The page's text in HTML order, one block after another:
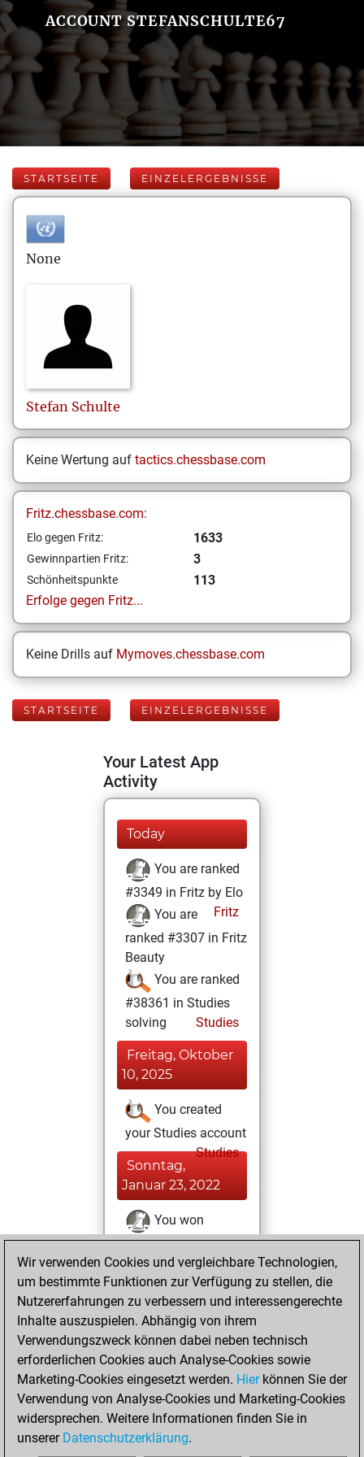
ACCOUNT STEFANSCHULTE67
STARTSEITE EINZELERGEBNISSE
None
Stefan Schulte
Keine Wertung auf tactics.chessbase.com
Fritz.chessbase.com:
Elo gegen Fritz: 1633
Gewinnpartien Fritz: 3
Schönheitspunkte
113
Erfolge gegen Fritz...
Keine Drills auf Mymoves.chessbase.com
STARTSEITE EINZELERGEBNISSE
Your Latest App
Activity
Today
You are ranked
#3349 in Fritz by Elo
Fritz
You are
ranked #3307 in Fritz
Beauty
You are ranked
#38361 in Studies
solving
Studies
Freitag, Oktober
10, 2025
You created
your Studies account
Studies
Sonntag,
Januar 23, 2022
You won
against Fritz
Fritz
You achieved a
BeautyScore of 113
new Elo of 1633
Montag,
Dezember 14,
2020
You created
Wir verwenden Cookies und vergleichbare Technologien,
um bestimmte Funktionen zur Verfügung zu stellen, die
Nutzererfahrungen zu verbessern und interessengerechte
Inhalte auszuspielen. Abhängig von ihrem
Verwendungszweck können dabei neben technisch
erforderlichen Cookies auch Analyse-Cookies sowie
Marketing-Cookies eingesetzt werden. Hierkönnen Sie der
Verwendung von Analyse-Cookies und Marketing-Cookies
widersprechen. Weitere Informationen finden Sie in
unserer Datenschutzerklärung.